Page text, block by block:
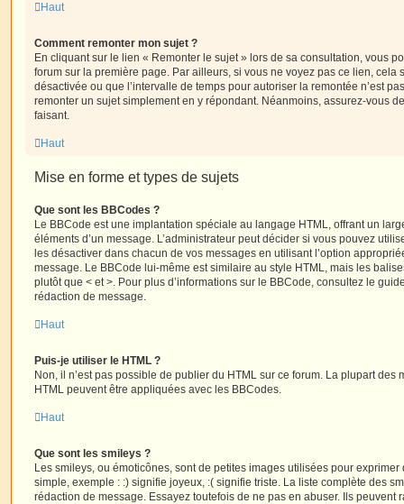
Haut
Comment remonter mon sujet ?
En cliquant sur le lien « Remonter le sujet » lors de sa consultation, vous
forum sur la première page. Par ailleurs, si vous ne voyez pas ce lien, cela
désactivée ou que l’intervalle de temps pour autoriser la remontée n’est
remonter un sujet simplement en y répondant. Néanmoins, assurez-vous
faisant.
Haut
Mise en forme et types de sujets
Que sont les BBCodes ?
Le BBCode est une implantation spéciale au langage HTML, offrant un
éléments d’un message. L’administrateur peut décider si vous pouvez
les désactiver dans chacun de vos messages en utilisant l’option
message. Le BBCode lui-même est similaire au style HTML, mais les
plutôt que < et >. Pour plus d’informations sur le BBCode, consultez le
rédaction de message.
Haut
Puis-je utiliser le HTML ?
Non, il n’est pas possible de publier du HTML sur ce forum. La plupart des
HTML peuvent être appliquées avec les BBCodes.
Haut
Que sont les smileys ?
Les smileys, ou émoticônes, sont de petites images utilisées pour
simple, exemple : :) signifie joyeux, :( signifie triste. La liste complète des
rédaction de message. Essayez toutefois de ne pas en abuser. Ils peuvent